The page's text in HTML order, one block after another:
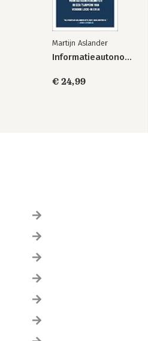
Martijn Aslander
Informatieautonomie
€ 24,99